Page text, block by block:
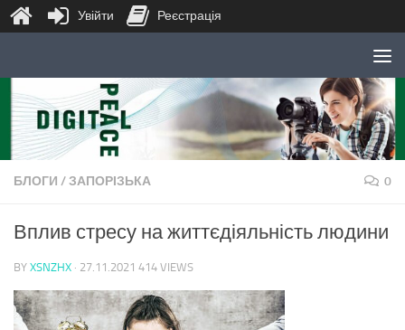
Skip to content
БЛОГИ /ЗАПОРІЗЬКА 0
Вплив стресу на життєдіяльність людини
BY XSNZHX · 27.11.2021 414 VIEWS
Увійти Реєстрація